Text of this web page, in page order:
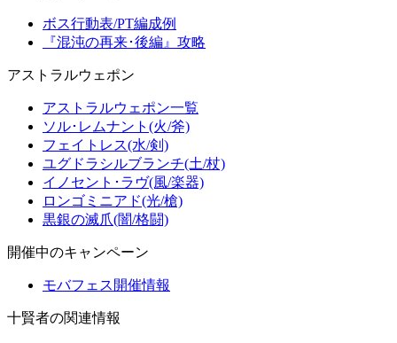
ボス行動表/PT編成例
『混沌の再来･後編』攻略
アストラルウェポン
アストラルウェポン一覧
ソル･レムナント(火/斧)
フェイトレス(水/剣)
ユグドラシルブランチ(土/杖)
イノセント･ラヴ(風/楽器)
ロンゴミニアド(光/槍)
黒銀の滅爪(闇/格闘)
開催中のキャンペーン
モバフェス開催情報
十賢者の関連情報